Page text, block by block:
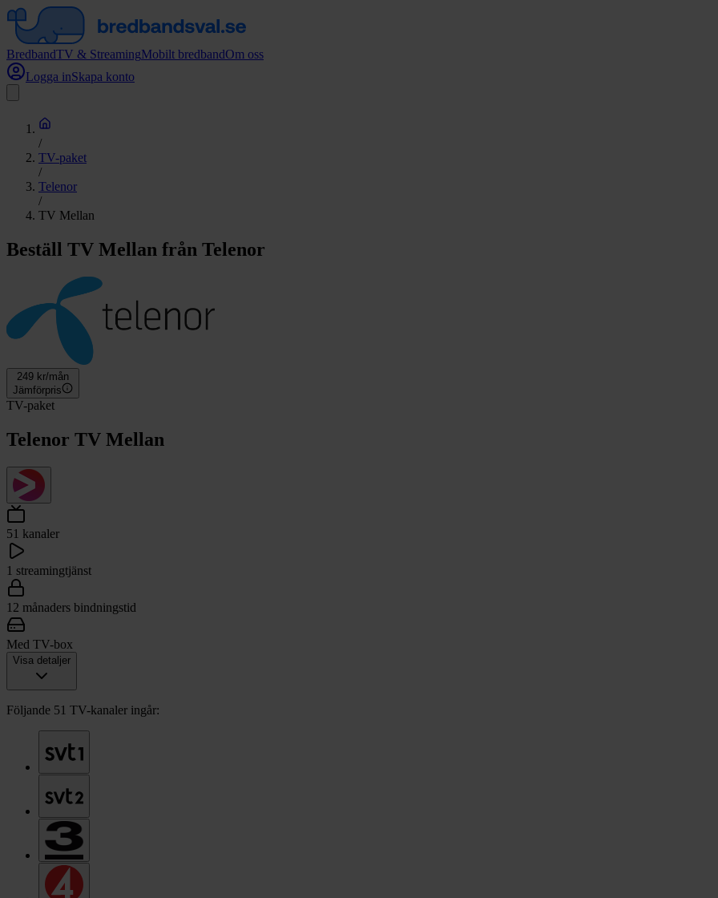
BredbandTV & StreamingMobilt bredbandOm oss
Logga inSkapa konto
/
TV-paket
/
Telenor
/
TV Mellan
Beställ TV Mellan från Telenor
249 kr/mån
Jämförpris
TV-paket
Telenor TV Mellan
51 kanaler
1 streamingtjänst
12 månaders bindningstid
Med TV-box
Visa detaljer
Följande 51 TV-kanaler ingår: